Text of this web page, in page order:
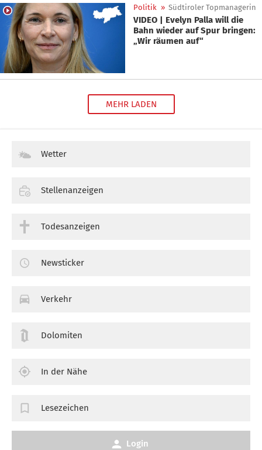
Politik » Südtiroler Topmanagerin
VIDEO | Evelyn Palla will die
Bahn wieder auf Spur bringen:
„Wir räumen auf“
MEHR LADEN
Wetter
Stellenanzeigen
Todesanzeigen
Newsticker
Verkehr
Dolomiten
In der Nähe
Lesezeichen
Login